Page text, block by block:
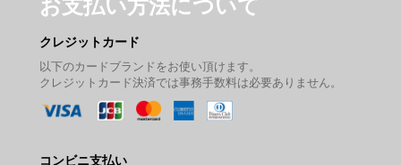
お支払い方法について
クレジットカード
以下のカードブランドをお使い頂けます。
クレジットカード決済では事務手数料は必要ありません。
コンビニ支払い